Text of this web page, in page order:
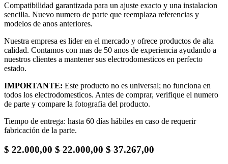
Compatibilidad garantizada para un ajuste exacto y una instalacion
sencilla. Nuevo numero de parte que reemplaza referencias y
modelos de anos anteriores.
Nuestra empresa es lider en el mercado y ofrece productos de alta
calidad. Contamos con mas de 50 anos de experiencia ayudando a
nuestros clientes a mantener sus electrodomesticos en perfecto
estado.
IMPORTANTE: Este producto no es universal; no funciona en
todos los electrodomesticos. Antes de comprar, verifique el numero
de parte y compare la fotografia del producto.
Tiempo de entrega: hasta 60 días hábiles en caso de requerir
fabricación de la parte.
$ 22.000,00 $22.000,00 $37.267,00